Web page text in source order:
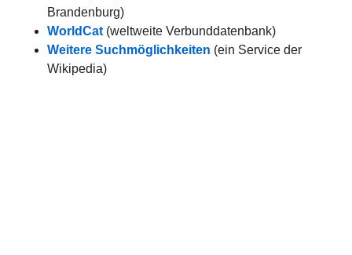
Brandenburg)
WorldCat (weltweite Verbunddatenbank)
Weitere Suchmöglichkeiten (ein Service der
Wikipedia)